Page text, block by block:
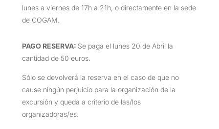
lunes a viernes de 17h a 21h, o directamente en la sede
de COGAM.
PAGO RESERVA: Se paga el lunes 20 de Abril la
cantidad de 50 euros.
Sólo se devolverá la reserva en el caso de que no
cause ningún perjuicio para la organización de la
excursión y queda a criterio de las/los
organizadoras/es.